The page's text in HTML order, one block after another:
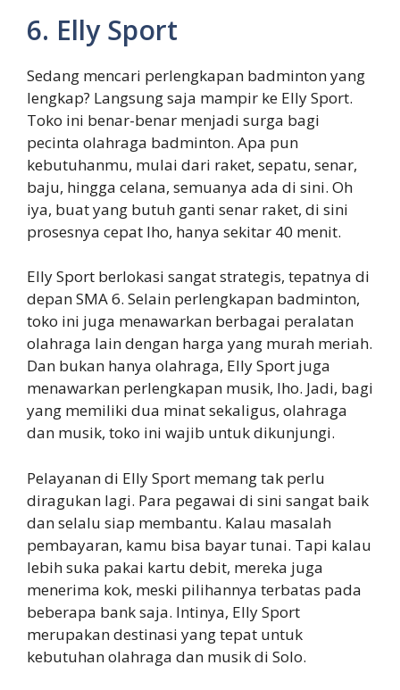
6. Elly Sport
Sedang mencari perlengkapan badminton yang
lengkap? Langsung saja mampir ke Elly Sport.
Toko ini benar-benar menjadi surga bagi
pecinta olahraga badminton. Apa pun
kebutuhanmu, mulai dari raket, sepatu, senar,
baju, hingga celana, semuanya ada di sini. Oh
iya, buat yang butuh ganti senar raket, di sini
prosesnya cepat lho, hanya sekitar 40 menit.
Elly Sport berlokasi sangat strategis, tepatnya di
depan SMA 6. Selain perlengkapan badminton,
toko ini juga menawarkan berbagai peralatan
olahraga lain dengan harga yang murah meriah.
Dan bukan hanya olahraga, Elly Sport juga
menawarkan perlengkapan musik, lho. Jadi, bagi
yang memiliki dua minat sekaligus, olahraga
dan musik, toko ini wajib untuk dikunjungi.
Pelayanan di Elly Sport memang tak perlu
diragukan lagi. Para pegawai di sini sangat baik
dan selalu siap membantu. Kalau masalah
pembayaran, kamu bisa bayar tunai. Tapi kalau
lebih suka pakai kartu debit, mereka juga
menerima kok, meski pilihannya terbatas pada
beberapa bank saja. Intinya, Elly Sport
merupakan destinasi yang tepat untuk
kebutuhan olahraga dan musik di Solo.